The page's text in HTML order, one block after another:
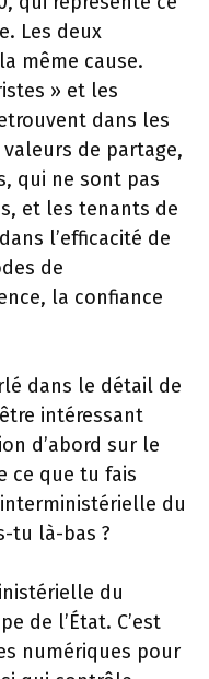
Les deux
même cause.
» et les
dans les
de partage,
qui ne sont pas
et les tenants de
l’efficacité de
de
la confiance
dans le détail de
intéressant
d’abord sur le
ce que tu fais
du
tu là-bas ?
du
de l’État. C’est
numériques pour